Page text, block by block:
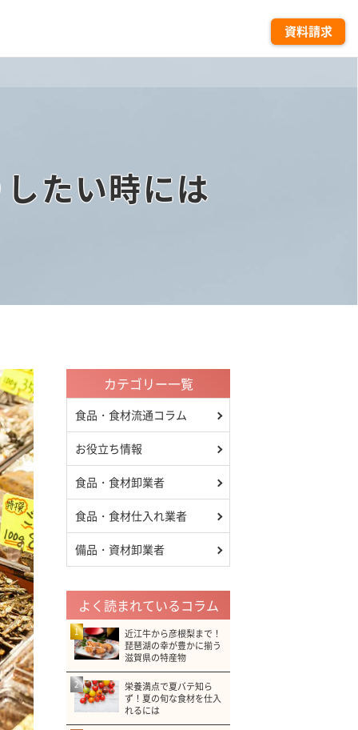
資料請求
たい時には
カテゴリー一覧
食品・食材流通コラム
お役立ち情報
食品・食材卸業者
食品・食材仕入れ業者
備品・資材卸業者
よく読まれているコラム
1
近江牛から彦根梨まで！
琵琶湖の幸が豊かに揃う
滋賀県の特産物
2
栄養満点で夏バテ知ら
ず！夏の旬な食材を仕入
れるには